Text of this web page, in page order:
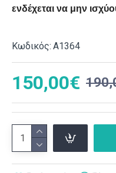
ενδέχεται να μην
Κωδικός: Α1364
150,00€